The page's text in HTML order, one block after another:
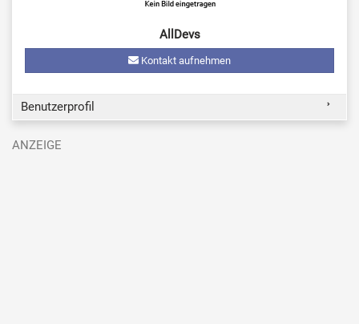
AllDevs
Kontakt aufnehmen
Benutzerprofil